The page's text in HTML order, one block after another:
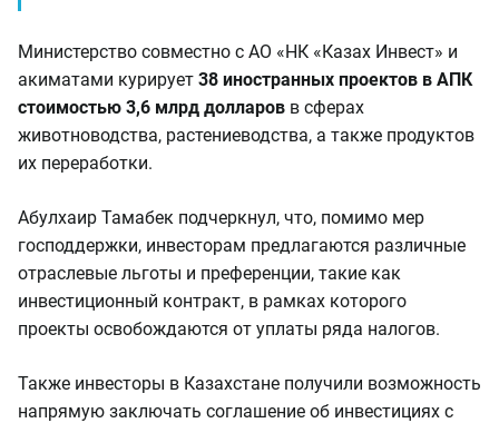
Министерство совместно с АО «НК «Казах Инвест» и
акиматами курирует 38 иностранных проектов в АПК
стоимостью 3,6 млрд долларов в сферах
животноводства, растениеводства, а также продуктов
их переработки.
Абулхаир Тамабек подчеркнул, что, помимо мер
господдержки, инвесторам предлагаются различные
отраслевые льготы и преференции, такие как
инвестиционный контракт, в рамках которого
проекты освобождаются от уплаты ряда налогов.
Также инвесторы в Казахстане получили возможность
напрямую заключать соглашение об инвестициях с